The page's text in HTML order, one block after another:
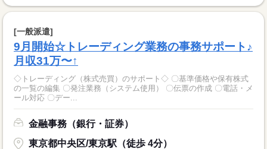
[一般派遣]
9月開始☆トレーディング業務の事務サポート♪
月収31万〜↑
◇トレーディング（株式売買）のサポート◇ 〇基準価格や保有株式
の一覧の編集 〇発注業務（システム使用） 〇伝票の作成 〇電話・メ
ール対応 〇デー...
金融事務（銀行・証券）
東京都中央区/東京駅（徒歩 4分）